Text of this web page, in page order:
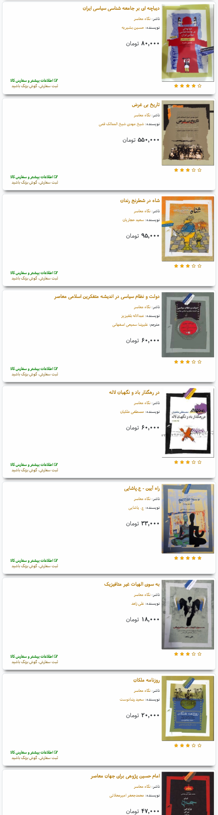
دیباچه ای بر جامعه شناسی سیاسی ایران
ناشر: نگاه معاصر
نویسنده: حسین بشیریه
۸۰,۰۰۰ تومان
اطلاعات بیشتر و سفارش کالا
ثبت سفارش، گوش بزنگ باشید
تاریخ بی غرض
ناشر: نگاه معاصر
نویسنده: شیخ مهدی شیخ الممالک قمی
۵۵۰,۰۰۰ تومان
اطلاعات بیشتر و سفارش کالا
ثبت سفارش، گوش بزنگ باشید
شاه در شطرنج رندان
ناشر: نگاه معاصر
نویسنده: سعید حجاریان
۹۵,۰۰۰ تومان
اطلاعات بیشتر و سفارش کالا
ثبت سفارش، گوش بزنگ باشید
دولت و نظام سیاسی در اندیشه متفکرین اسلامی معاصر
ناشر: نگاه معاصر
نویسنده: عبدالاله بلقیزیز
مترجم: علیرضا سمیعی اصفهانی
۶۰,۰۰۰ تومان
اطلاعات بیشتر و سفارش کالا
ثبت سفارش، گوش بزنگ باشید
در رهگذار باد و نگهبان لاله
ناشر: نگاه معاصر
نویسنده: مصطفی ملکیان
۶۰,۰۰۰ تومان
اطلاعات بیشتر و سفارش کالا
ثبت سفارش، گوش بزنگ باشید
راه آیین - ع.پاشایی
ناشر: نگاه معاصر
نویسنده: ع. پاشایی
۳۳,۰۰۰ تومان
اطلاعات بیشتر و سفارش کالا
ثبت سفارش، گوش بزنگ باشید
به سوی الهیات غیر متافیزیک
ناشر: نگاه معاصر
نویسنده: علی زاهد
۱۸,۰۰۰ تومان
اطلاعات بیشتر و سفارش کالا
ثبت سفارش، گوش بزنگ باشید
روزنامه ملکان
ناشر: نگاه معاصر
نویسنده: سعید رضادوست
۲۰,۰۰۰ تومان
اطلاعات بیشتر و سفارش کالا
ثبت سفارش، گوش بزنگ باشید
امام حسین پژوهی برای جهان معاصر
ناشر: نگاه معاصر
نویسنده: محمدجعفر امیرمحلاتی
۴۷,۰۰۰ تومان